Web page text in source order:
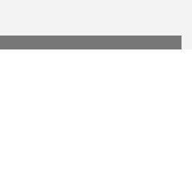
lojaonline@colorfoto.pt